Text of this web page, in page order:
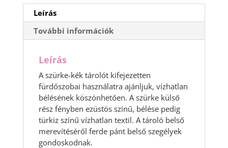
Leírás
További információk
Leírás
A szürke-kék tárolót kifejezetten
fürdőszobai használatra ajánljuk, vízhatlan
bélésének köszönhetően. A szürke külső
rész fényben ezüstös színű, bélése pedig
türkiz színű vízhatlan textil. A tároló belső
merevítéséről ferde pánt belső szegélyek
gondoskodnak.